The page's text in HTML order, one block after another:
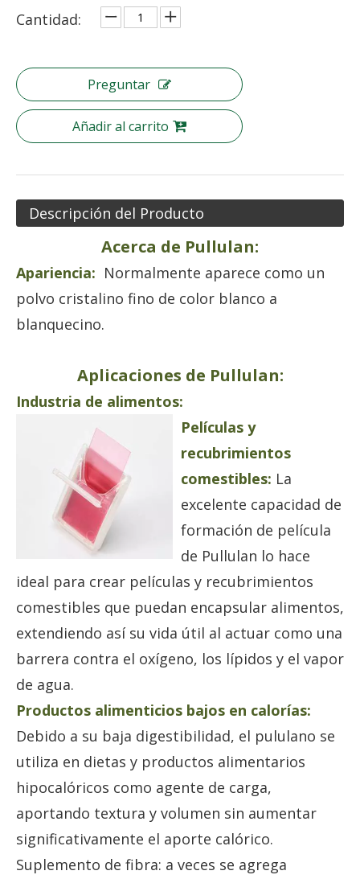
Cantidad:
Preguntar
Añadir al carrito
Descripción del Producto
Acerca de Pullulan:
Apariencia: Normalmente aparece como un
polvo cristalino fino de color blanco a
blanquecino.
Aplicaciones de Pullulan:
Industria de alimentos:
Películas y
recubrimientos
comestibles: La
excelente capacidad de
formación de película
de Pullulan lo hace
ideal para crear películas y recubrimientos
comestibles que puedan encapsular alimentos,
extendiendo así su vida útil al actuar como una
barrera contra el oxígeno, los lípidos y el vapor
de agua.
Productos alimenticios bajos en calorías:
Debido a su baja digestibilidad, el pululano se
utiliza en dietas y productos alimentarios
hipocalóricos como agente de carga,
aportando textura y volumen sin aumentar
significativamente el aporte calórico.
Suplemento de fibra: a veces se agrega